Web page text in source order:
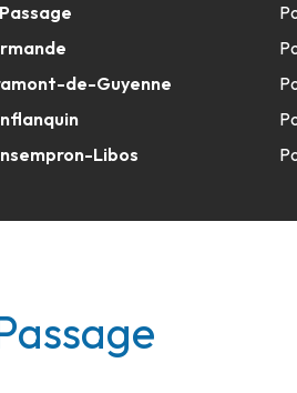
de-Guyenne
Libos